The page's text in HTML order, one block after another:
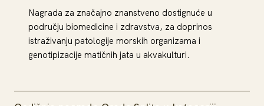
Nagrada za značajno znanstveno dostignuće u
području biomedicine i zdravstva, za doprinos
istraživanju patologije morskih organizama i
genotipizacije matičnih jata u akvakulturi.